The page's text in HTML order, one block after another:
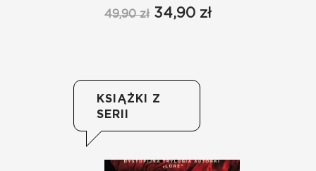
49,90 zł 34,90 zł
KSIĄŻKI Z
SERII